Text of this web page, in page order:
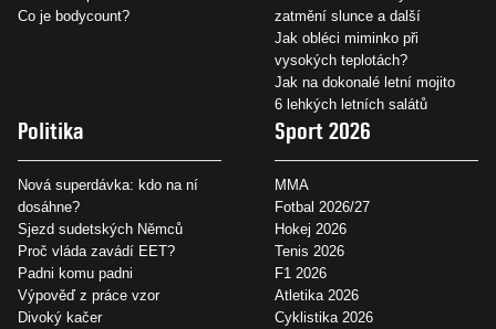
Co je bodycount?
zatmění slunce a další
Jak obléci miminko při
vysokých teplotách?
Jak na dokonalé letní mojito
6 lehkých letních salátů
Politika
Nová superdávka: kdo na ní
dosáhne?
Sjezd sudetských Němců
Proč vláda zavádí EET?
Padni komu padni
Výpověď z práce vzor
Divoký kačer
Sport 2026
MMA
Fotbal 2026/27
Hokej 2026
Tenis 2026
F1 2026
Atletika 2026
Cyklistika 2026